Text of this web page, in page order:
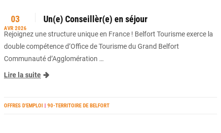
03
AVR 2026
Un(e) Conseillèr(e) en séjour
Rejoignez une structure unique en France ! Belfort Tourisme exerce la
double compétence d’Office de Tourisme du Grand Belfort
Communauté d’Agglomération …
Lire la suite
OFFRES D’EMPLOI | 90-TERRITOIRE DE BELFORT